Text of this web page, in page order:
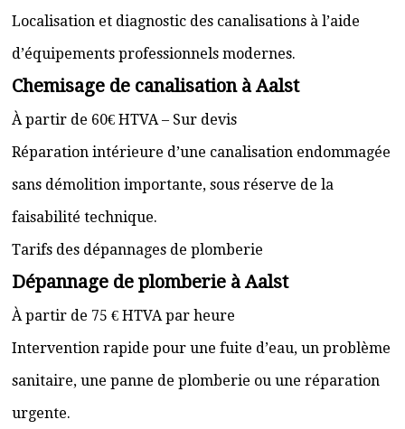
Localisation et diagnostic des canalisations à l’aide
d’équipements professionnels modernes.
Chemisage de canalisation à Aalst
À partir de 60€ HTVA – Sur devis
Réparation intérieure d’une canalisation endommagée
sans démolition importante, sous réserve de la
faisabilité technique.
Tarifs des dépannages de plomberie
Dépannage de plomberie à Aalst
À partir de 75 € HTVA par heure
Intervention rapide pour une fuite d’eau, un problème
sanitaire, une panne de plomberie ou une réparation
urgente.